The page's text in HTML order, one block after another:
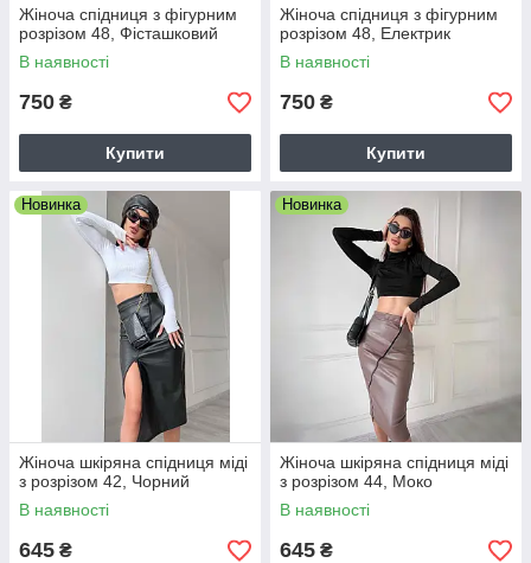
Жіноча спідниця з фігурним
розрізом 48, Фісташковий
В наявності
750 ₴
Купити
Жіноча спідниця з фігурним
розрізом 48, Електрик
В наявності
750 ₴
Купити
Новинка
Жіноча шкіряна спідниця міді
з розрізом 42, Чорний
В наявності
645 ₴
Новинка
Жіноча шкіряна спідниця міді
з розрізом 44, Моко
В наявності
645 ₴